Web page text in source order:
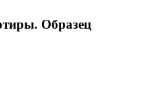
Образец